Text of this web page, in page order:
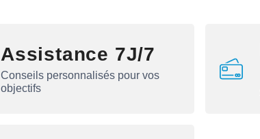
Assistance 7J/7
Conseils personnalisés pour vos
objectifs